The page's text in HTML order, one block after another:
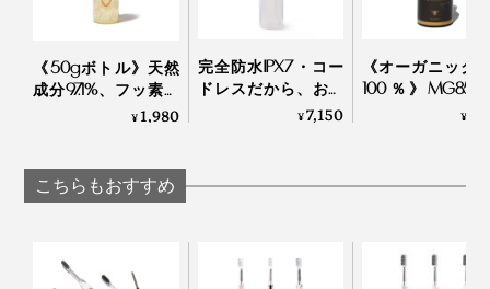
《50gボトル》天然
成分97.1%、フッ素・
発泡剤・研磨剤・保
ジェル」
¥1,980
完全防水IPX7・コー
ドレスだから、お風
呂場でも、出張先で
¥7,150
《オーガニック
100％》
ヌカハニー配合
¥
こちらもおすすめ